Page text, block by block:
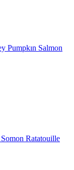
Pumpkın Salmon
Ratatouille